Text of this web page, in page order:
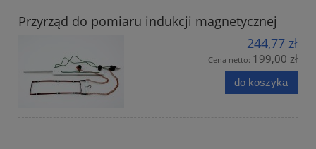
Przyrząd do pomiaru indukcji magnetycznej
244,77 zł
Cena netto: 199,00 zł
do koszyka